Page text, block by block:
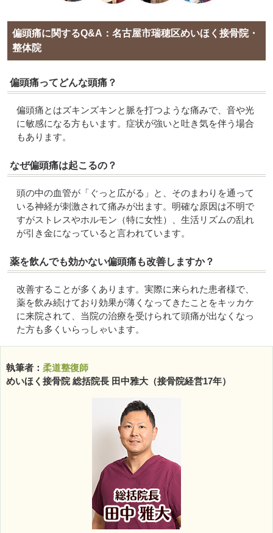
偏頭痛に関するQ&A：名古屋市瑞穂区めいほく接骨院・
整体院
偏頭痛ってどんな頭痛？
偏頭痛とはズキンズキンと脈を打つような痛みで、音や光
に敏感になる方もいます。症状が強いと吐き気を伴う場合
もあります。
なぜ偏頭痛は起こるの？
頭の中の血管が「ぐっと広がる」と、そのまわりを通って
いる神経が刺激されて痛みが出ます。明確な原因は不明で
すがストレスやホルモン（特に女性）、生活リズムの乱れ
が引き金になっていると言われています。
薬を飲んでも効かない偏頭痛も改善しますか？
改善することが多くあります。実際に来られた患者様で、
薬を飲み続けており効果が薄くなってきたことをキッカケ
に来院されて、当院の治療を受けられて頭痛が出なくなっ
た方も多くいらっしゃいます。
執筆者： 柔道整復師
めいほく接骨院 総括院長 田中雅大（接骨院経営17年）